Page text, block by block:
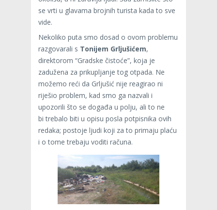
se vrti u glavama brojnih turista kada to sve
vide.
Nekoliko puta smo dosad o ovom problemu
razgovarali s Tonijem Grljušićem,
direktorom “Gradske čistoće”, koja je
zadužena za prikupljanje tog otpada. Ne
možemo reći da Grljušić nije reagirao ni
riješio problem, kad smo ga nazvali i
upozorili što se događa u polju, ali to ne
bi trebalo biti u opisu posla potpisnika ovih
redaka; postoje ljudi koji za to primaju plaću
i o tome trebaju voditi računa.